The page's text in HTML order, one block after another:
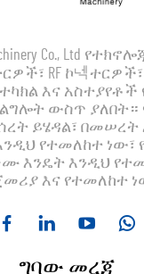
Co., Ltd
RF ኮ넥
እና
ውስጥ ያለበት።
ይሄዳል፣ በመሠረት
የተመለከተ ነው፣
እንዴት እንዲህ
እና የተመለከተ
ግባው መረጃ